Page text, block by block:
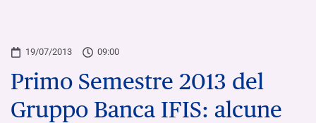
19/07/2013 09:00
Primo Semestre 2013 del
Gruppo Banca IFIS: alcune